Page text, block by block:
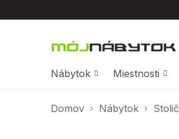
na
Nábytok
Miestnosti
Domov Nábytok